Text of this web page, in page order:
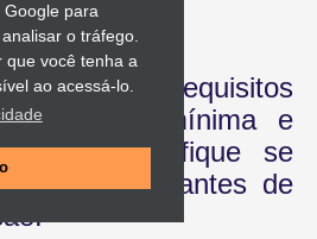
Google para
o tráfego.
que você tenha a
ao acessá-lo.
tem requisitos
renda mínima e
crédito. Verifique se
requisitos antes de